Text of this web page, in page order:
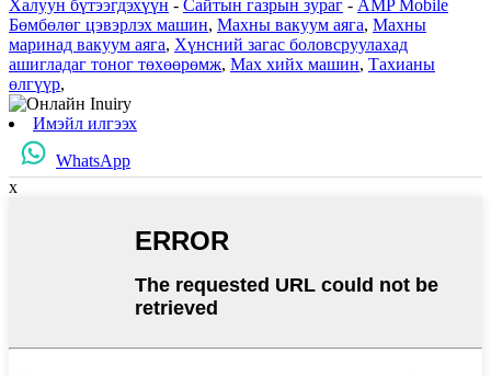
Халуун бүтээгдэхүүн - Сайтын газрын зураг - AMP Mobile
Бөмбөлөг цэвэрлэх машин, Махны вакуум аяга, Махны
маринад вакуум аяга, Хүнсний загас боловсруулахад
ашигладаг тоног төхөөрөмж, Мах хийх машин, Тахианы
өлгүүр,
Имэйл илгээх
WhatsApp
x